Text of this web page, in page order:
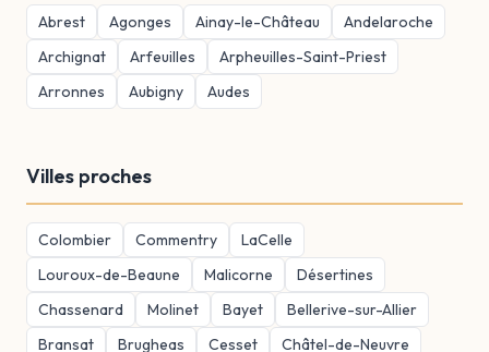
Abrest Agonges Ainay-le-Château
Andelaroche
Archignat
Arfeuilles
Arpheuilles-Saint-Priest
Arronnes
Aubigny Audes
Villes proches
Colombier Commentry
LaCelle
Louroux-de-Beaune
Malicorne
Désertines
Chassenard
Molinet Bayet
Bellerive-sur-Allier
Bransat
Brugheas Cesset Châtel-de-Neuvre